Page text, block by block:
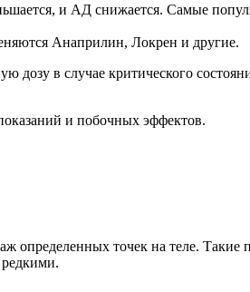
и АД снижается. Самые
Анаприлин, Локрен и другие.
в случае критического
и побочных эффектов.
определенных точек на теле. Такие